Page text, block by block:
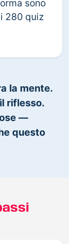
sono
280 quiz
la mente.
riflesso.
—
questo